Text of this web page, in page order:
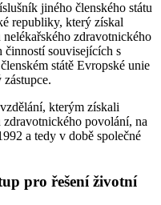
jiného členského státu
republiky, který získal
zdravotnického
souvisejících s
státě Evropské unie
kterým získali
povolání, na
a tedy v době společné
pro řešení životní